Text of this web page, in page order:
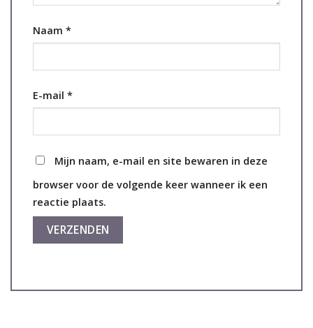
Naam *
E-mail *
Mijn naam, e-mail en site bewaren in deze
browser voor de volgende keer wanneer ik een
reactie plaats.